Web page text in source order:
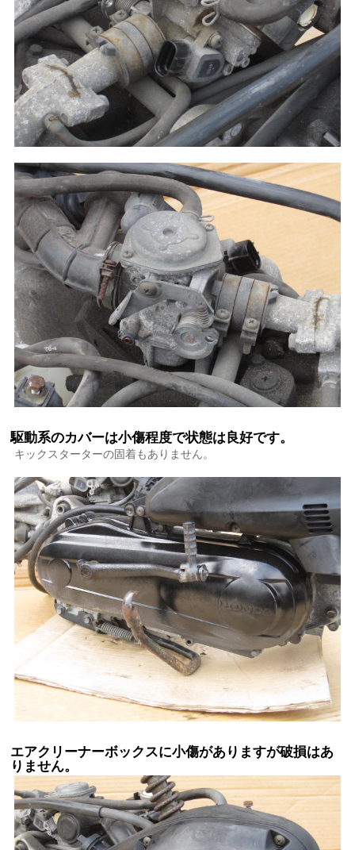
駆動系のカバーは小傷程度で状態は良好です。
キックスターターの固着もありません。
エアクリーナーボックスに小傷がありますが破損はあ
りません。